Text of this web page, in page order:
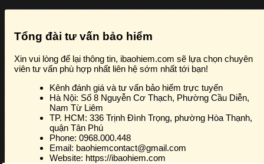
Tổng đài tư vấn bảo hiểm
Xin vui lòng để lại thông tin, ibaohiem.com sẽ lựa chọn chuyên
viên tư vấn phù hợp nhất liên hệ sớm nhất tới bạn!
Kênh đánh giá và tư vấn bảo hiểm trực tuyến
Hà Nội: Số 8 Nguyễn Cơ Thạch, Phường Cầu Diễn,
Nam Từ Liêm
TP. HCM: 336 Trịnh Đình Trọng, phường Hòa Thạnh,
quận Tân Phú
Phone: 0968.000.448
Email: baohiemcontact@gmail.com
Website: https://ibaohiem.com